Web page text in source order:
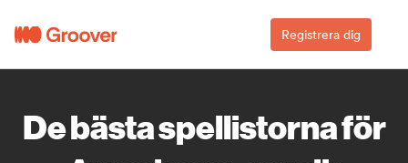
Registrera dig
De bästa spellistorna för